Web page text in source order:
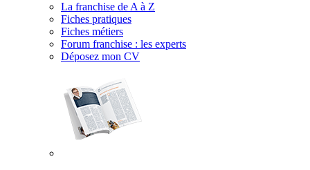
La franchise de A à Z
Fiches pratiques
Fiches métiers
Forum franchise : les experts
Déposez mon CV